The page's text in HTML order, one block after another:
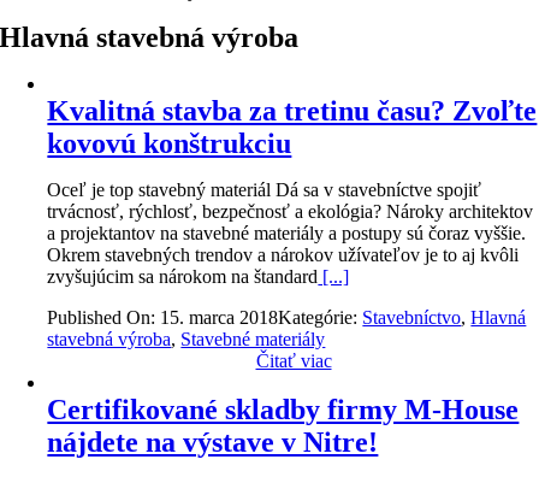
Hlavná stavebná výroba
Kvalitná stavba za tretinu času? Zvoľte
kovovú konštrukciu
Oceľ je top stavebný materiál Dá sa v stavebníctve spojiť
trvácnosť, rýchlosť, bezpečnosť a ekológia? Nároky architektov
a projektantov na stavebné materiály a postupy sú čoraz vyššie.
Okrem stavebných trendov a nárokov užívateľov je to aj kvôli
zvyšujúcim sa nárokom na štandard [...]
Published On: 15. marca 2018Kategórie: Stavebníctvo,Hlavná
stavebná výroba, Stavebné materiály
Čitať viac
Certifikované skladby firmy M-House
nájdete na výstave v Nitre!